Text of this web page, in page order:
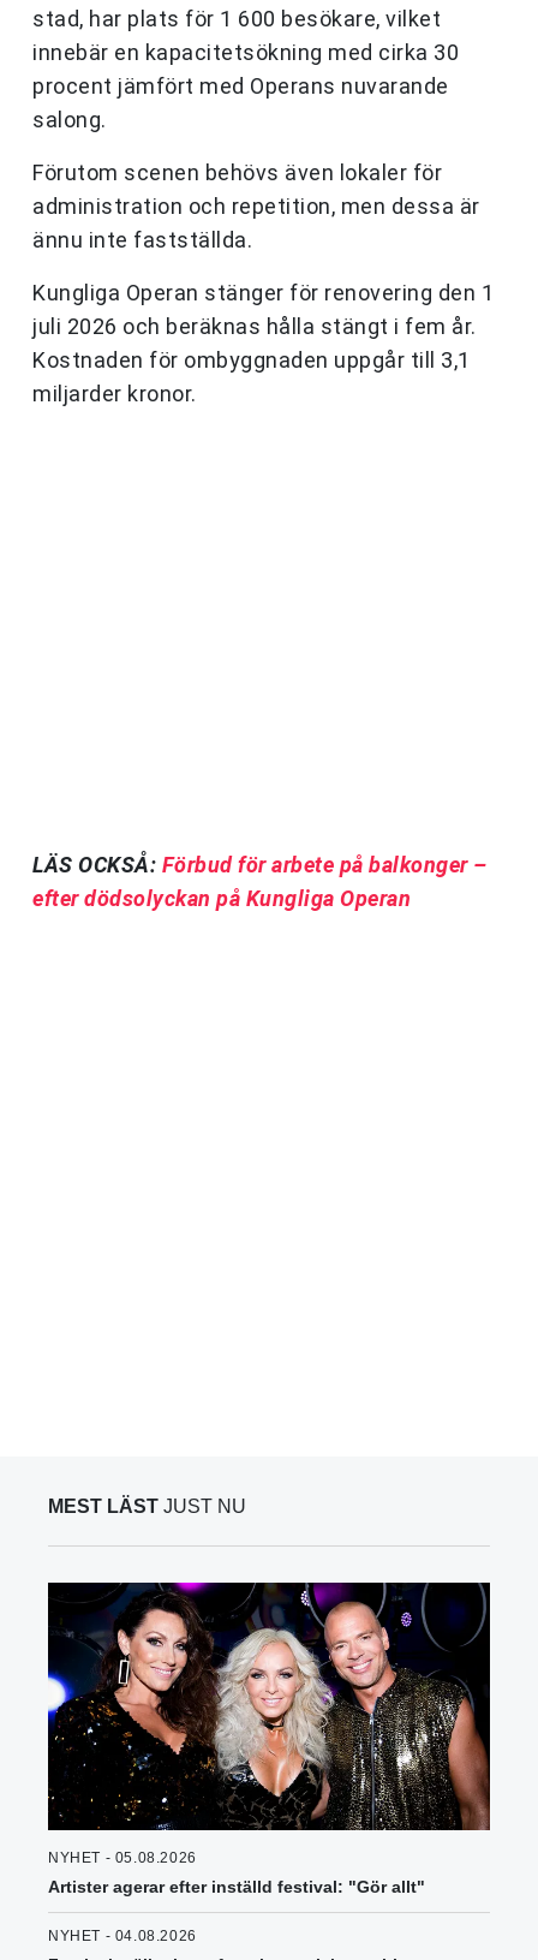
stad, har plats för 1 600 besökare, vilket
innebär en kapacitetsökning med cirka 30
procent jämfört med Operans nuvarande
salong.
Förutom scenen behövs även lokaler för
administration och repetition, men dessa är
ännu inte fastställda.
Kungliga Operan stänger för renovering den 1
juli 2026 och beräknas hålla stängt i fem år.
Kostnaden för ombyggnaden uppgår till 3,1
miljarder kronor.
LÄS OCKSÅ: Förbud för arbete på balkonger –
efter dödsolyckan på Kungliga Operan
MEST LÄST JUST NU
NYHET - 05.08.2026
Artister agerar efter inställd festival: "Gör allt"
NYHET - 04.08.2026